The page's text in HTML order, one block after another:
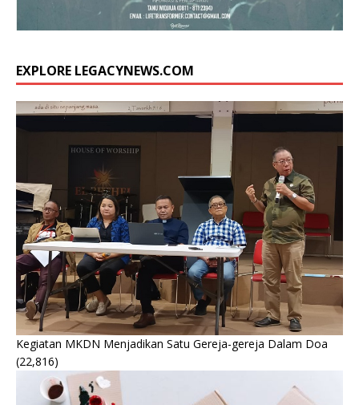
EXPLORE LEGACYNEWS.COM
Kegiatan MKDN Menjadikan Satu Gereja-gereja Dalam Doa
(22,816)